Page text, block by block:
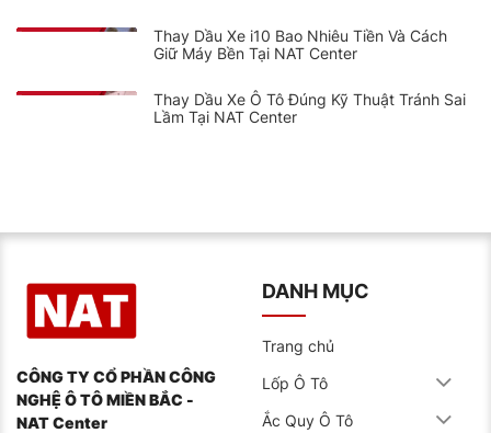
Thay Dầu Xe i10 Bao Nhiêu Tiền Và Cách
Giữ Máy Bền Tại NAT Center
Thay Dầu Xe Ô Tô Đúng Kỹ Thuật Tránh Sai
Lầm Tại NAT Center
CÔNG TY CỔ PHẦN CÔNG
NGHỆ Ô TÔ MIỀN BẮC -
NAT Center
DANH MỤC
Trang chủ
Lốp Ô Tô
Ắc Quy Ô Tô